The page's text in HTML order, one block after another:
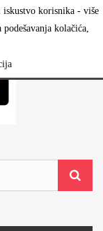
korisnika - više
kolačića,
Prijavi se